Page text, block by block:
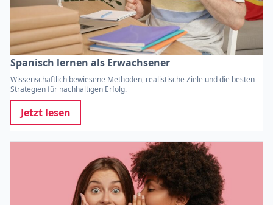
Spanisch lernen als Erwachsener
Wissenschaftlich bewiesene Methoden, realistische Ziele und die besten
Strategien für nachhaltigen Erfolg.
Jetzt lesen